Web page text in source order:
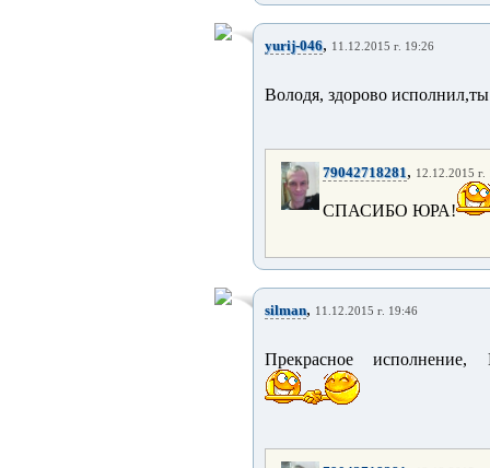
yurij-046, 11.12.2015 г. 19:26
Володя, здорово
79042718281, 12.12.2015 г.
СПАСИБО ЮРА!
silman, 11.12.2015 г. 19:46
Прекрасное